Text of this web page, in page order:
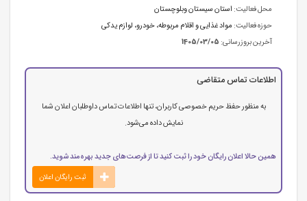
محل فعالیت: استان سیستان وبلوچستان
حوزه فعالیت: مواد غذایی و اقلام مربوطه،خودرو، لوازم یدکی
آخرین بروزرسانی: 1405/03/05
اطلاعات تماس متقاضی
به منظور حفظ حریم خصوصی کاربران، تنها اطلاعات تماس داوطلبان اعلان شما
نمایش داده می‌شود.
همین حالا اعلان رایگان خود را ثبت کنید تا از فرصت‌های جدید بهره‌مند شوید.
ثبت رایگان اعلان